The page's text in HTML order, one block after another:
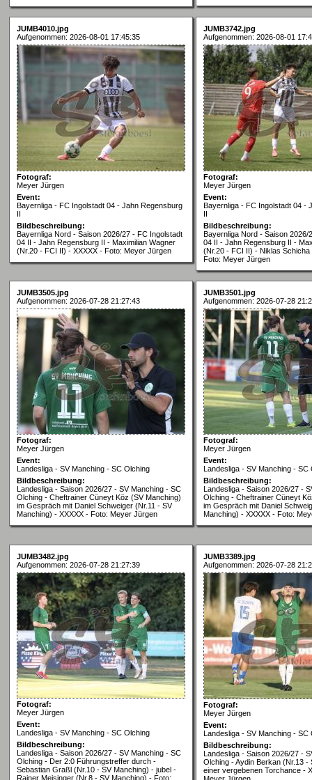
JUMB4010.jpg
Aufgenommen: 2026-08-01 17:45:35
Fotograf:
Meyer Jürgen
Event:
Bayernliga - FC Ingolstadt 04 - Jahn Regensburg
II
Bildbeschreibung:
Bayernliga Nord - Saison 2026/27 - FC Ingolstadt
04 II - Jahn Regensburg II - Maximilian Wagner
(Nr.20 - FCI II) - XXXXX - Foto: Meyer Jürgen
JUMB3742.jpg
Aufgenommen: 2026-08-01
Fotograf:
Meyer Jürgen
Event:
Bayernliga - FC Ingolstadt 04 -
II
Bildbeschreibung:
Bayernliga Nord - Saison 2026/
04 II - Jahn Regensburg II -
(Nr.20 - FCI II) - Niklas
Foto: Meyer Jürgen
JUMB3505.jpg
Aufgenommen: 2026-07-28 21:27:43
Fotograf:
Meyer Jürgen
Event:
Landesliga - SV Manching - SC Olching
Bildbeschreibung:
Landesliga - Saison 2026/27 - SV Manching - SC
Olching - Cheftrainer Cüneyt Köz (SV Manching)
im Gespräch mit Daniel Schweiger (Nr.11 - SV
Manching) - XXXXX - Foto: Meyer Jürgen
JUMB3501.jpg
Aufgenommen: 2026-07-28
Fotograf:
Meyer Jürgen
Event:
Landesliga - SV Manching - SC
Bildbeschreibung:
Landesliga - Saison 2026/27 -
Olching - Cheftrainer Cüneyt
im Gespräch mit Daniel
Manching) - XXXXX - Foto:
JUMB3482.jpg
Aufgenommen: 2026-07-28 21:27:39
Fotograf:
Meyer Jürgen
Event:
Landesliga - SV Manching - SC Olching
Bildbeschreibung:
Landesliga - Saison 2026/27 - SV Manching - SC
Olching - Der 2:0 Führungstreffer durch -
Sebastian Graßl (Nr.10 - SV Manching) - jubel -
Rainer Meisinger (Nr.8 - SV Manching) - Foto:
JUMB3389.jpg
Aufgenommen: 2026-07-28
Fotograf:
Meyer Jürgen
Event:
Landesliga - SV Manching - SC
Bildbeschreibung:
Landesliga - Saison 2026/27 -
Olching - Aydin Berkan (Nr.13 -
einer vergebenen Torchance -